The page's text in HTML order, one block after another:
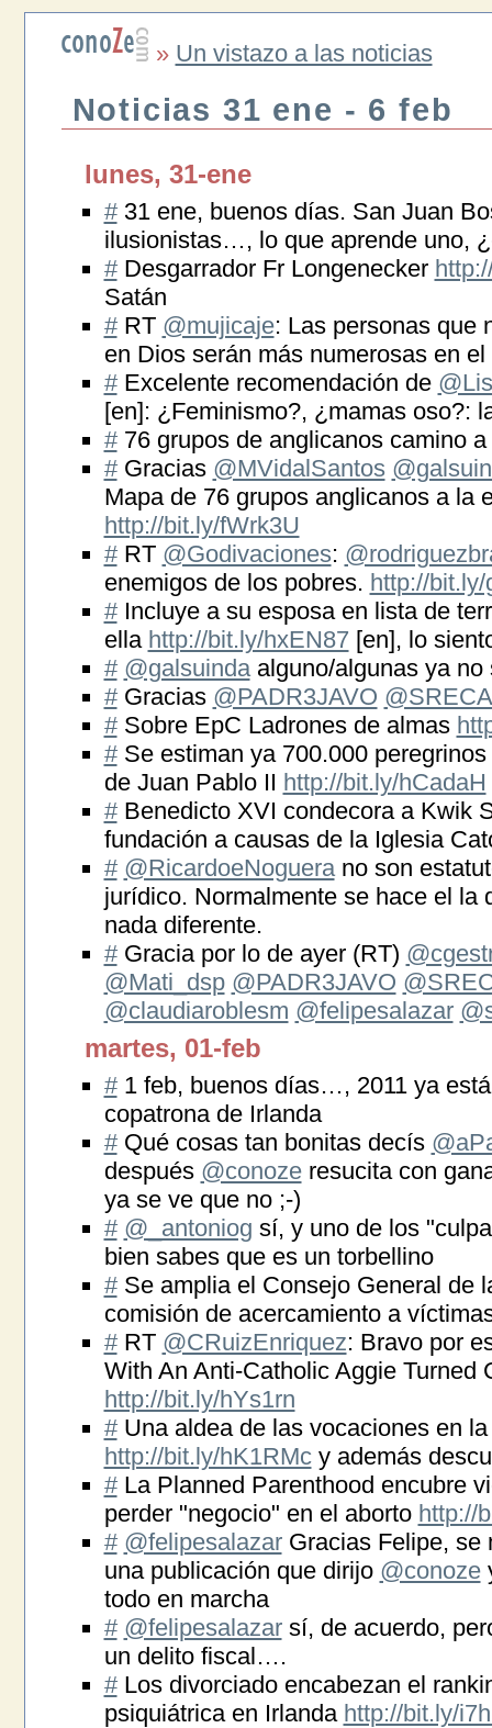
» Un vistazo a las noticias
Noticias 31 ene - 6 feb
lunes, 31-ene
#31 ene, buenos días. San Juan
ilusionistas…, lo que aprende uno,
#Desgarrador Fr Longenecker
Satán
#RT @mujicaje: Las personas que
en Dios serán más numerosas en
#Excelente recomendación de
[en]: ¿Feminismo?, ¿mamas oso?:
#76 grupos de anglicanos camino
#Gracias @MVidalSantos
Mapa de 76 grupos anglicanos a la
http://bit.ly/fWrk3U
#RT @Godivaciones:
enemigos de los pobres. http://bit.ly/
#Incluye a su esposa en lista de
ella http://bit.ly/hxEN87 [en], lo
# @galsuindaalguno/algunas ya no
#Gracias @PADR3JAVO
#Sobre EpC Ladrones de almas
#Se estiman ya 700.000
de Juan Pablo II http://bit.ly/hCadaH
#Benedicto XVI condecora a Kwik
fundación a causas de la Iglesia
# @RicardoeNoguerano son
jurídico. Normalmente se hace el la
nada diferente.
#Gracia por lo de ayer (RT)
@Mati_dsp @PADR3JAVO
@claudiaroblesm @felipesalazar
martes, 01-feb
#1 feb, buenos días…, 2011 ya
copatrona de Irlanda
#Qué cosas tan bonitas decís
después @conozeresucita con
ya se ve que no ;-)
# @_antoniog sí, y uno de los
bien sabes que es un torbellino
#Se amplia el Consejo General de
comisión de acercamiento a
#RT @CRuizEnriquez: Bravo por
With An Anti-Catholic Aggie Turned
http://bit.ly/hYs1rn
#Una aldea de las vocaciones en
http://bit.ly/hK1RMcy además
#La Planned Parenthood encubre
perder "negocio" en el aborto http://
# @felipesalazarGracias Felipe, se
una publicación que dirijo @conoze
todo en marcha
# @felipesalazarsí, de acuerdo,
un delito fiscal….
#Los divorciado encabezan el
psiquiátrica en Irlanda http://bit.ly/